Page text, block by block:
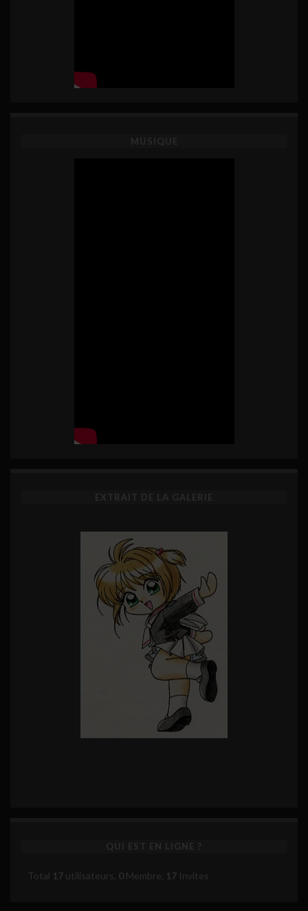
MUSIQUE
EXTRAIT DE LA GALERIE
QUI EST EN LIGNE ?
Total 17 utilisateurs, 0 Membre, 17 Invites